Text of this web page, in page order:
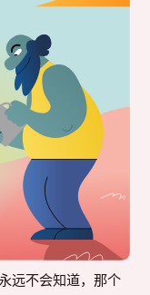
远不会知道，那个